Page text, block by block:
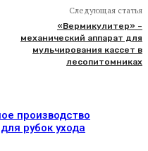
Следующая статья
«Вермикулитер» –
механический аппарат для
мульчирования кассет в
лесопитомниках
производство
рубок ухода